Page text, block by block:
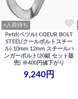
×入荷待ち
Petzl(ペツル) COEUR BOLT
STEEL(クールボルトスチー
ル) 10mm 12mm スチールハ
ンガーボルト(20組 セット販
売) ※400円値下がり
9,240円